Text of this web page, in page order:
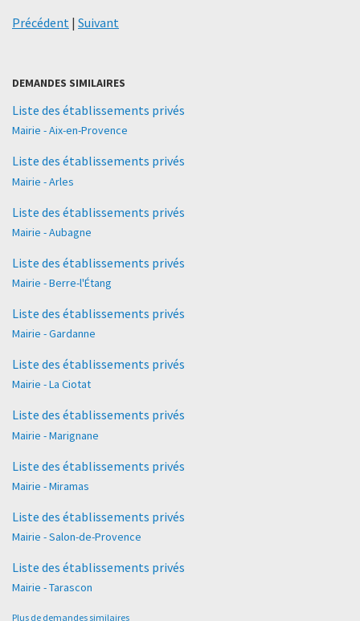
Précédent | Suivant
DEMANDES SIMILAIRES
Liste des établissements privés
Mairie - Aix-en-Provence
Liste des établissements privés
Mairie - Arles
Liste des établissements privés
Mairie - Aubagne
Liste des établissements privés
Mairie - Berre-l'Étang
Liste des établissements privés
Mairie - Gardanne
Liste des établissements privés
Mairie - La Ciotat
Liste des établissements privés
Mairie - Marignane
Liste des établissements privés
Mairie - Miramas
Liste des établissements privés
Mairie - Salon-de-Provence
Liste des établissements privés
Mairie - Tarascon
Plus de demandes similaires